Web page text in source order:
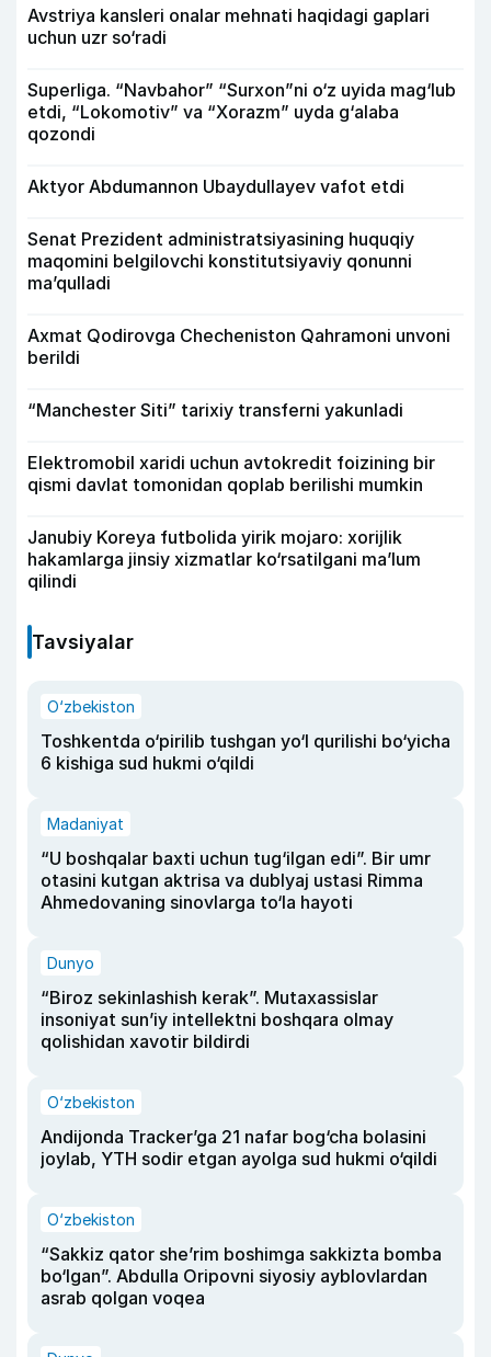
Avstriya kansleri onalar mehnati haqidagi gaplari
uchun uzr so‘radi
Superliga. “Navbahor” “Surxon”ni o‘z uyida mag‘lub
etdi, “Lokomotiv” va “Xorazm” uyda g‘alaba
qozondi
Aktyor Abdu­mannon Ubaydullayev vafot etdi
Senat Prezident administratsiyasining huquqiy
maqomini belgilovchi konstitutsiyaviy qonunni
ma’qulladi
Axmat Qodirovga Checheniston Qahramoni unvoni
berildi
“Manchester Siti” tarixiy transferni yakunladi
Elektromobil xaridi uchun avtokredit foizining bir
qismi davlat tomonidan qoplab berilishi mumkin
Janubiy Koreya futbolida yirik mojaro: xorijlik
hakamlarga jinsiy xizmatlar ko‘rsatilgani ma’lum
qilindi
Tavsiyalar
O‘zbekiston
Toshkentda o‘pirilib tushgan yo‘l qurilishi bo‘yicha
6 kishiga sud hukmi o‘qildi
Madaniyat
“U boshqalar baxti uchun tug‘ilgan edi”. Bir umr
otasini kutgan aktrisa va dublyaj ustasi Rimma
Ahmedovaning sinovlarga to‘la hayoti
Dunyo
“Biroz sekinlashish kerak”. Mutaxassislar
insoniyat sun’iy intellektni boshqara olmay
qolishidan xavotir bildirdi
O‘zbekiston
Andijonda Tracker’ga 21 nafar bog‘cha bolasini
joylab, YTH sodir etgan ayolga sud hukmi o‘qildi
O‘zbekiston
“Sakkiz qator she’rim boshimga sakkizta bomba
bo‘lgan”. Abdulla Oripovni siyosiy ayblovlardan
asrab qolgan voqea